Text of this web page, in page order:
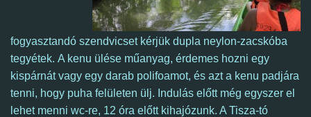
fogyasztandó szendvicset kérjük dupla neylon-zacskóba
tegyétek. A kenu ülése műanyag, érdemes hozni egy
kispárnát vagy egy darab polifoamot, és azt a kenu padjára
tenni, hogy puha felületen ülj. Indulás előtt még egyszer el
lehet menni wc-re, 12 óra előtt kihajózunk. A Tisza-tó